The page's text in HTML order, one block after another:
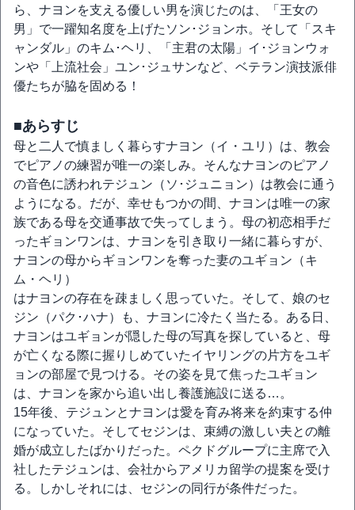
ら、ナヨンを支える優しい男を演じたのは、「王女の
男」で一躍知名度を上げたソン･ジョンホ。そして「スキ
ャンダル」のキム･ヘリ、「主君の太陽」イ･ジョンウォ
ンや「上流社会」ユン･ジュサンなど、ベテラン演技派俳
優たちが脇を固める！
■あらすじ
母と二人で慎ましく暮らすナヨン（イ・ユリ）は、教会
でピアノの練習が唯一の楽しみ。そんなナヨンのピアノ
の音色に誘われテジュン（ソ･ジュニョン）は教会に通う
ようになる。だが、幸せもつかの間、ナヨンは唯一の家
族である母を交通事故で失ってしまう。母の初恋相手だ
ったギョンワンは、ナヨンを引き取り一緒に暮らすが、
ナヨンの母からギョンワンを奪った妻のユギョン（キ
ム・ヘリ）
はナヨンの存在を疎ましく思っていた。そして、娘のセ
ジン（パク･ハナ）も、ナヨンに冷たく当たる。ある日、
ナヨンはユギョンが隠した母の写真を探していると、母
が亡くなる際に握りしめていたイヤリングの片方をユギ
ョンの部屋で見つける。その姿を見て焦ったユギョン
は、ナヨンを家から追い出し養護施設に送る…。
15年後、テジュンとナヨンは愛を育み将来を約束する仲
になっていた。そしてセジンは、束縛の激しい夫との離
婚が成立したばかりだった。ペクドグループに主席で入
社したテジュンは、会社からアメリカ留学の提案を受け
る。しかしそれには、セジンの同行が条件だった。